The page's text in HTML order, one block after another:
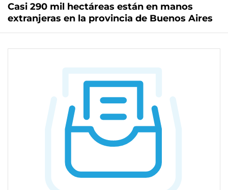
Casi 290 mil hectáreas están en manos
extranjeras en la provincia de Buenos Aires